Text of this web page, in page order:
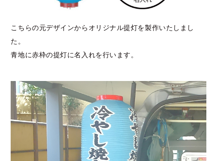
こちらの元デザインからオリジナル提灯を製作いたしまし
た。
青地に赤枠の提灯に名入れを行います。